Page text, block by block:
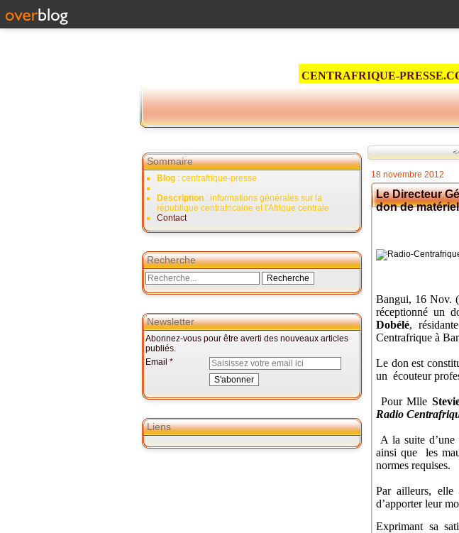
CENTRAFRIQUE-
Sommaire
Blog : centrafrique-presse
Description : informations générales sur la
république centrafricaine et l'Afrique centrale
Contact
Recherche
Newsletter
Abonnez-vous pour être averti des nouveaux articles
publiés.
Email
Liens
18 novembre 2012
Le Directeur
don de
Bangui, 16 Nov.
réceptionné un
Dobélé,
Centrafrique à
Le don est
un écouteur
Pour Mlle
Radio
A la suite
ainsi que les
normes requises.
Par ailleurs, elle
d’apporter leur
Exprimant sa